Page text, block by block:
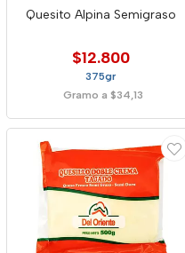
Quesito Alpina Semigraso
$12.800
375gr
Gramo a $34,13